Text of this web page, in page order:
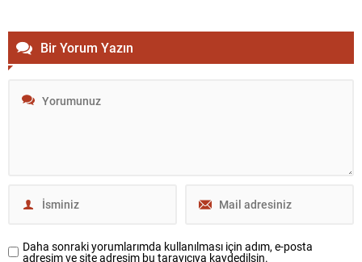
Bir Yorum Yazın
Daha sonraki yorumlarımda kullanılması için adım, e-posta
adresim ve site adresim bu tarayıcıya kaydedilsin.